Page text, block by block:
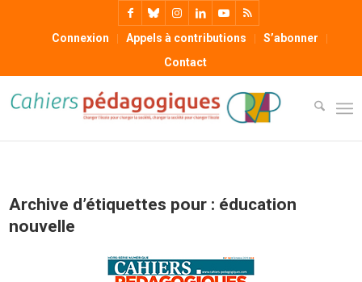
Connexion Appels à contributions
S’abonner
Contact
Archive d’étiquettes pour : éducation
nouvelle